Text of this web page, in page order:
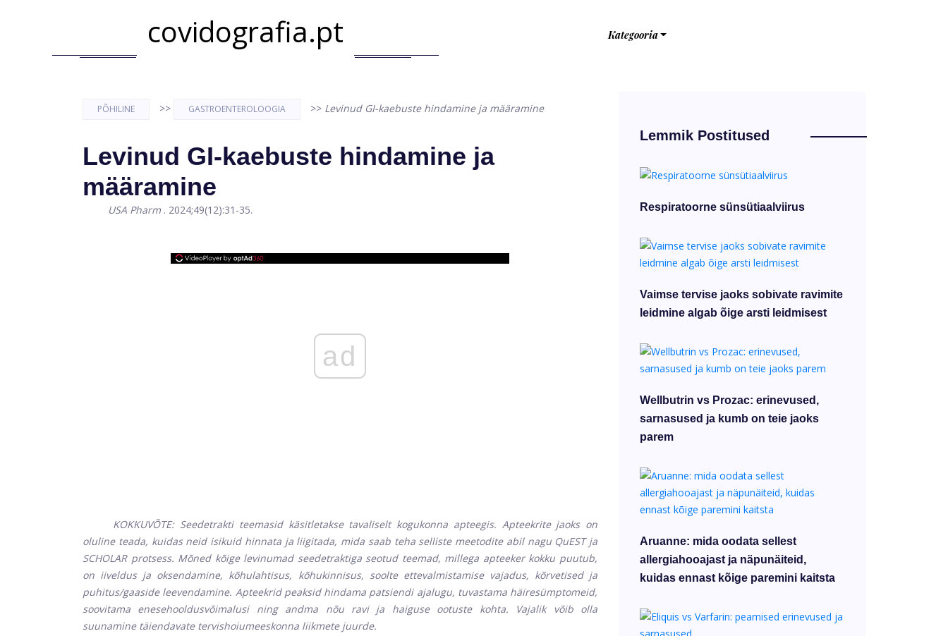
covidografia.pt Kategooria
PÕHILINE >> GASTROENTEROLOOGIA >> Levinud GI-kaebuste hindamine ja määramine
Levinud GI-kaebuste hindamine ja
määramine
USA Pharm . 2024;49(12):31-35.
ad
KOKKUVÕTE: Seedetrakti teemasid käsitletakse tavaliselt kogukonna apteegis. Apteekrite jaoks on
oluline teada, kuidas neid isikuid hinnata ja liigitada, mida saab teha selliste meetodite abil nagu QuEST ja
SCHOLAR protsess. Mõned kõige levinumad seedetraktiga seotud teemad, millega apteeker kokku puutub,
on iiveldus ja oksendamine, kõhulahtisus, kõhukinnisus, soolte ettevalmistamise vajadus, kõrvetised ja
puhitus/gaaside leevendamine. Apteekrid peaksid hindama patsiendi ajalugu, tuvastama häiresümptomeid,
soovitama enesehooldusvõimalusi ning andma nõu ravi ja haiguse ootuste kohta. Vajalik võib olla
suunamine täiendavate tervishoiumeeskonna liikmete juurde.
Lemmik Postitused
Respiratoorne sünsütiaalviirus
Vaimse tervise jaoks sobivate ravimite
leidmine algab õige arsti leidmisest
Wellbutrin vs Prozac: erinevused,
sarnasused ja kumb on teie jaoks
parem
Aruanne: mida oodata sellest
allergiahooajast ja näpunäiteid,
kuidas ennast kõige paremini kaitsta